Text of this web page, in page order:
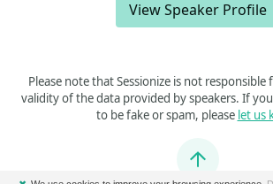
View Speaker Profile
Please note that Sessionize is not responsible
validity of the data provided by speakers. If
to be fake or spam, please let us
Jump to top